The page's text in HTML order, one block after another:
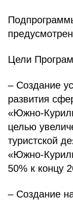
Цели
– Создание
развития
«Южно-
целью
туристской
«Южно-
50% к концу
– Создание